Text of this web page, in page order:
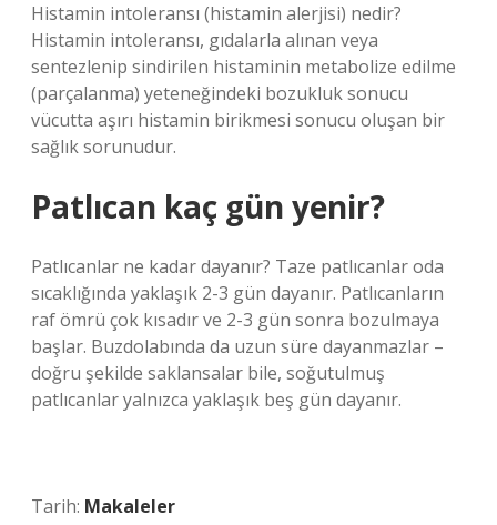
Histamin intoleransı (histamin alerjisi) nedir?
Histamin intoleransı, gıdalarla alınan veya
sentezlenip sindirilen histaminin metabolize edilme
(parçalanma) yeteneğindeki bozukluk sonucu
vücutta aşırı histamin birikmesi sonucu oluşan bir
sağlık sorunudur.
Patlıcan kaç gün yenir?
Patlıcanlar ne kadar dayanır? Taze patlıcanlar oda
sıcaklığında yaklaşık 2-3 gün dayanır. Patlıcanların
raf ömrü çok kısadır ve 2-3 gün sonra bozulmaya
başlar. Buzdolabında da uzun süre dayanmazlar –
doğru şekilde saklansalar bile, soğutulmuş
patlıcanlar yalnızca yaklaşık beş gün dayanır.
Tarih: Makaleler